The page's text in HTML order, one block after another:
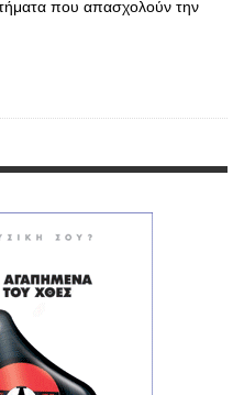
που απασχολούν την